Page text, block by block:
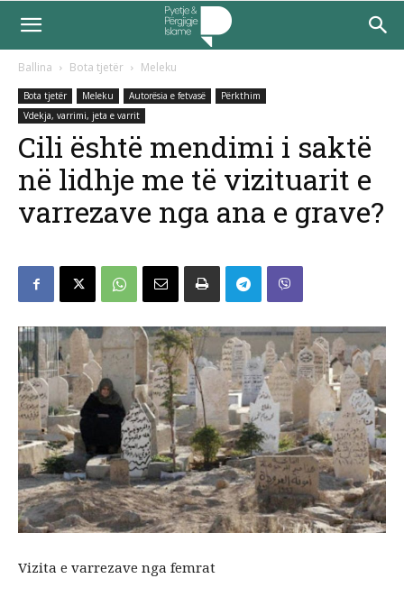
Ballina Bota tjetër Meleku
Bota tjetër Meleku Autorësia e fetvasë
Përkthim
Vdekja, varrimi, jeta e varrit
Cili është mendimi i saktë
në lidhje me të vizituarit e
varrezave nga ana e grave?
Vizita e varrezave nga femrat